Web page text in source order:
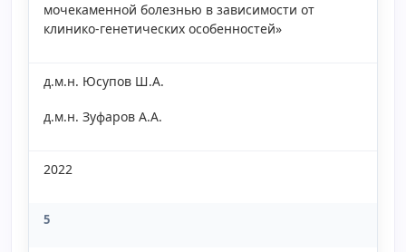
мочекаменной болезнью в зависимости от
клинико-генетических особенностей»
д.м.н. Юсупов Ш.А.
д.м.н. Зуфаров А.А.
2022
5